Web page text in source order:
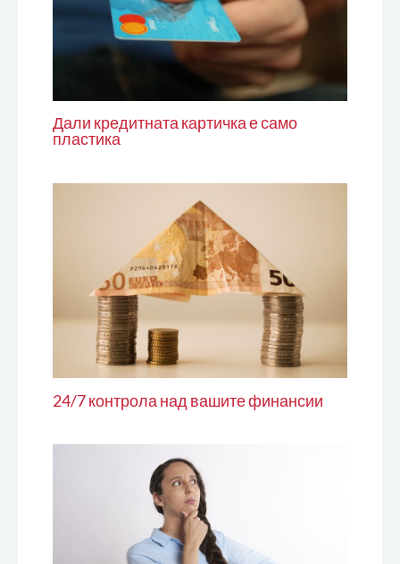
Дали кредитната картичка е само
пластика
24/7 контрола над вашите финансии